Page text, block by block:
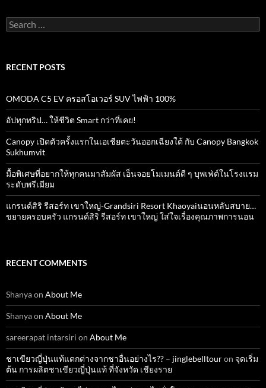
Search
for:
RECENT POSTS
OMODA C5 EV ครอสโอเวอร์ SUV ไฟฟ้า 100%
อัปทุกทริป… ให้ชีวิต Smart กว่าที่เคย!
Canopy เปิดตัวครั้งแรกในเอเชียตะวันออกเฉียงใต้ กับ Canopy Bangkok
Sukhumvit
มื้อพิเศษที่อยากให้ทุกคนมาสัมผัส เอ็นจอยโมเมนต์ดี ๆ บุพเฟ่ต์ในโรงแรม
ระดับพรีเมียม
แกรนด์สิริ​ รีสอร์ท​ เขาใหญ่​-Grandsiri​ Resort​ Khaoyaiนอนหลับสบาย…
ขยายครอบครัว แกรนด์สิริ รีสอร์ท เขาใหญ่ ใส่ใจเรื่องคุณภาพการนอน
RECENT COMMENTS
Shanyaon About Me
Shanyaon About Me
sareerapat intarsiri on About Me
ชาเขียวญี่ปุ่นแท้แตกต่างจากชาอื่นอย่างไร?? – jinglebelltouron จุดเริ่ม
ต้น การผลิตชาเขียวญี่ปุ่นแท้ ที่จังหวัด เชียงราย